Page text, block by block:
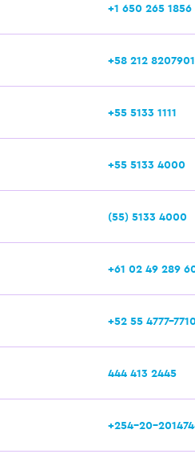
+1 650 265 1856
+58 212 8207901
+55 5133 1111
+55 5133 4000
(55) 5133 4000
+61 02 49 289
+52 55 4777-
444 413 2445
+254-20-